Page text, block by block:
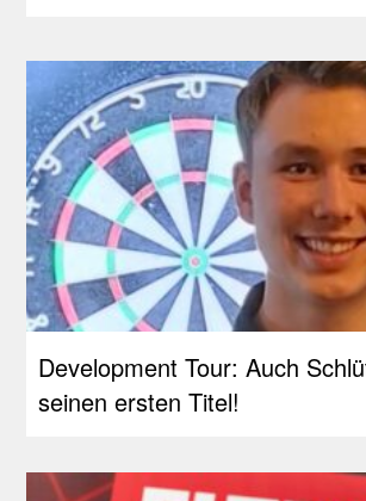
Development Tour: Auch
seinen ersten Titel!